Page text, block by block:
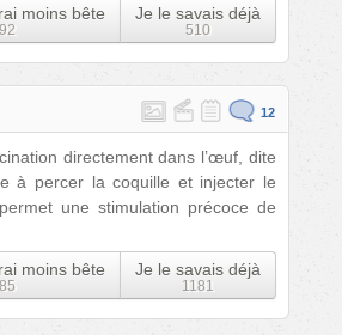
moins bête
Je le savais déjà
510
12
directement dans l’œuf, dite
à percer la coquille et injecter le
une stimulation précoce de
moins bête
Je le savais déjà
1181